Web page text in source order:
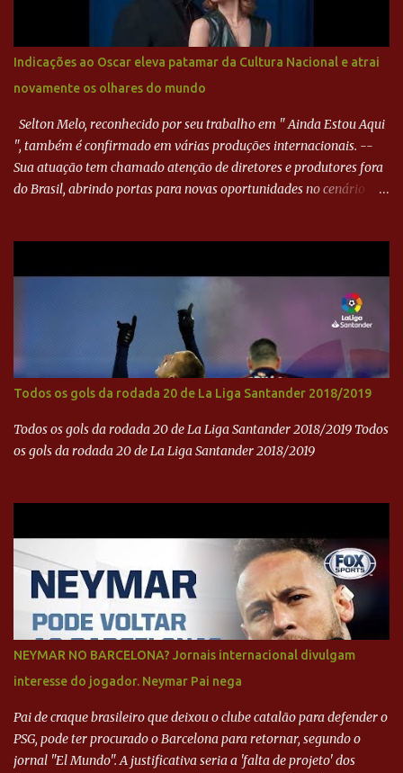
Goiás era nulo, tanto que o Paraná seguiu em cima. Aos 32
minutos, Jefferson cabeceou e Harlei fez grande defesa. Seis
minutos depois, Wellington encheu o pé e quase surpreendeu o
goleiro rival, que novamente defendeu. No fim, Jefferson teve
outra boa chance, mas parou no goleiro. Gol para matar espera...
Indicações ao Oscar eleva patamar da Cultura Nacional e atrai
novamente os olhares do mundo
Selton Melo, reconhecido por seu trabalho em " Ainda Estou Aqui
", também é confirmado em várias produções internacionais. --
Sua atuação tem chamado atenção de diretores e produtores fora
do Brasil, abrindo portas para novas oportunidades no cenário
Todos os gols da rodada 20 de La Liga Santander 2018/2019
Todos os gols da rodada 20 de La Liga Santander 2018/2019 Todos
os gols da rodada 20 de La Liga Santander 2018/2019
NEYMAR NO BARCELONA? Jornais internacional divulgam
interesse do jogador. Neymar Pai nega
Pai de craque brasileiro que deixou o clube catalão para defender o
PSG, pode ter procurado o Barcelona para retornar, segundo o
jornal "El Mundo". A justificativa seria a 'falta de projeto' dos